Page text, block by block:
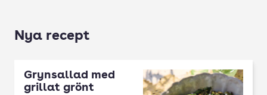
Nya recept
Grynsallad med
grillat grönt